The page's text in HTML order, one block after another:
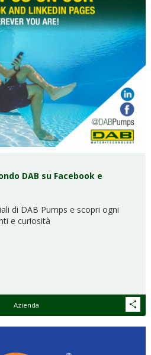
DAB su Facebook e
di DAB Pumps e scopri ogni
e curiosità
Azienda